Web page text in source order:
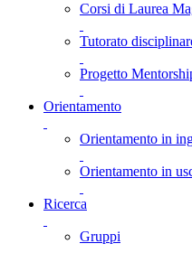
Corsi di Laurea
Tutorato
Progetto
Orientamento
Orientamento in
Orientamento in
Ricerca
Gruppi